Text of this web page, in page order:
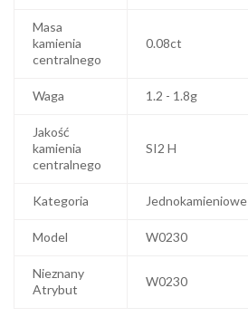
Masa
kamienia
centralnego
0.08ct
Waga 1.2 - 1.8g
Jakość
kamienia
centralnego
SI2 H
Kategoria Jednokamieniowe
Model W0230
Nieznany
Atrybut
W0230